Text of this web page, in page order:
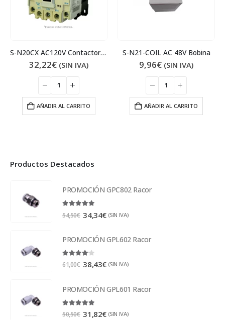
S-N20CX AC120V Contactor 11 kW
32,22€ (SIN IVA)
AÑADIR AL CARRITO
S-N21-COIL AC 48V Bobina
9,96€ (SIN IVA)
AÑADIR AL CARRITO
Productos Destacados
PROMOCIÓN GPC802 Racor
54,50€ 34,34€ (SIN IVA)
PROMOCIÓN GPL602 Racor
4.00out of 5
61,00€ 38,43€ (SIN IVA)
PROMOCIÓN GPL601 Racor
5.00out of 5
50,50€ 31,82€ (SIN IVA)